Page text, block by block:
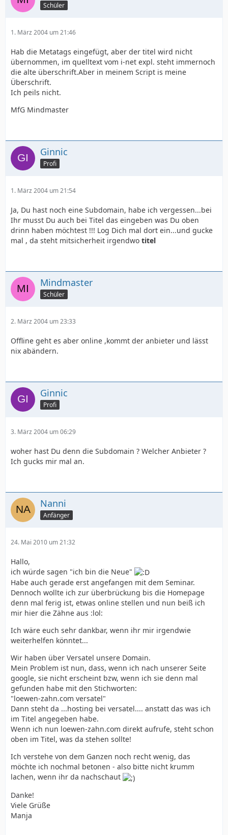
Schüler
1. März 2004 um 21:46
Hab die Metatags eingefügt, aber der titel wird nicht
übernommen, im quelltext vom i-net expl. steht immernoch
die alte überschrift.Aber in meinem Script is meine
Überschrift.
Ich peils nicht.
MfG Mindmaster
Ginnic
Profi
1. März 2004 um 21:54
Ja, Du hast noch eine Subdomain, habe ich vergessen...bei
Ihr musst Du auch bei Titel das eingeben was Du oben
drinn haben möchtest !!! Log Dich mal dort ein...und gucke
mal , da steht mitsicherheit irgendwo titel
Mindmaster
Schüler
2. März 2004 um 23:33
Offline geht es aber online ,kommt der anbieter und lässt
nix abändern.
Ginnic
Profi
3. März 2004 um 06:29
woher hast Du denn die Subdomain ? Welcher Anbieter ?
Ich gucks mir mal an.
Nanni
Anfänger
24. Mai 2010 um 21:32
Hallo,
ich würde sagen "ich bin die Neue"
Habe auch gerade erst angefangen mit dem Seminar.
Dennoch wollte ich zur überbrückung bis die Homepage
denn mal ferig ist, etwas online stellen und nun beiß ich
mir hier die Zähne aus :lol:
Ich wäre euch sehr dankbar, wenn ihr mir irgendwie
weiterhelfen könntet...
Wir haben über Versatel unsere Domain.
Mein Problem ist nun, dass, wenn ich nach unserer Seite
google, sie nicht erscheint bzw, wenn ich sie denn mal
gefunden habe mit den Stichworten:
"loewen-zahn.com versatel"
Dann steht da ...hosting bei versatel.... anstatt das was ich
im Titel angegeben habe.
Wenn ich nun loewen-zahn.com direkt aufrufe, steht schon
oben im Titel, was da stehen sollte!
Ich verstehe von dem Ganzen noch recht wenig, das
möchte ich nochmal betonen - also bitte nicht krumm
lachen, wenn ihr da nachschaut
Danke!
Viele Grüße
Manja